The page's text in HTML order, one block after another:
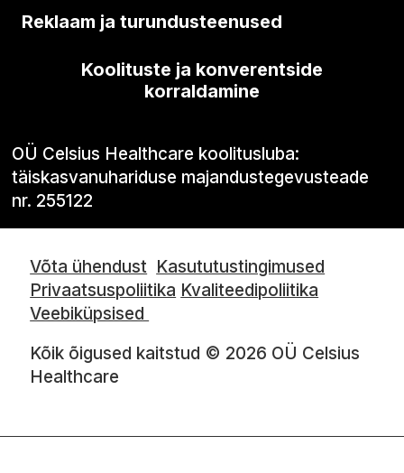
Reklaam ja turundusteenused
Koolituste ja konverentside
korraldamine
OÜ Celsius Healthcare koolitusluba:
täiskasvanuhariduse majandustegevusteade
nr. 255122
Võta ühendust Kasututustingimused
Privaatsuspoliitika Kvaliteedipoliitika
Veebiküpsised
Kõik õigused kaitstud © 2026 OÜ Celsius
Healthcare